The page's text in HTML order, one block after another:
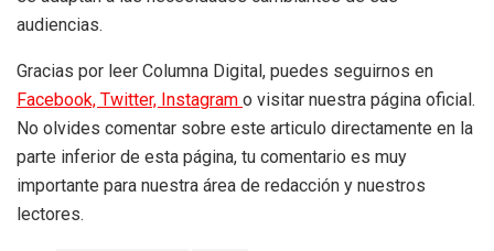
audiencias.
Gracias por leer Columna Digital, puedes seguirnos en
Facebook, Twitter, Instagram o visitar nuestra página oficial.
No olvides comentar sobre este articulo directamente en la
parte inferior de esta página, tu comentario es muy
importante para nuestra área de redacción y nuestros
lectores.